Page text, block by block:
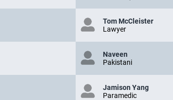
Tom McCleister
Lawyer
Naveen
Pakistani
Jamison Yang
Paramedic